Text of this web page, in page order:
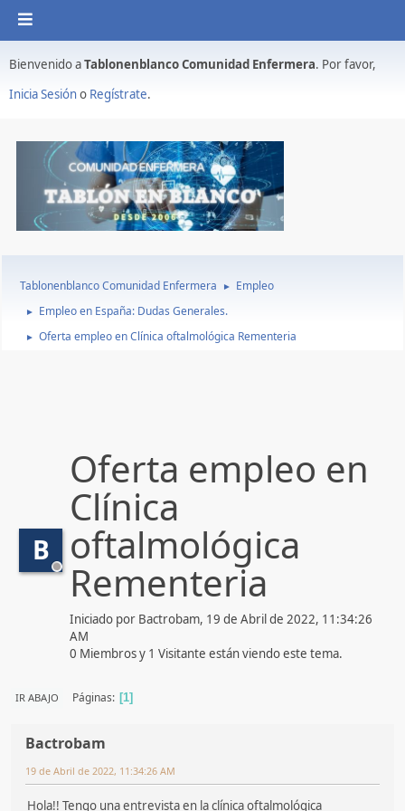
Bienvenido aTablonenblanco Comunidad Enfermera. Por favor,
Inicia Sesióno Regístrate.
Tablonenblanco Comunidad Enfermera ► Empleo
► Empleo en España: Dudas Generales.
► Oferta empleo en Clínica oftalmológica Rementeria
B
Oferta empleo en
Clínica
oftalmológica
Rementeria
Iniciado por Bactrobam, 19 de Abril de 2022, 11:34:26
AM
0 Miembros y 1 Visitante están viendo este tema.
IR ABAJO Páginas 1
Bactrobam
19 de Abril de 2022, 11:34:26 AM
Hola!! Tengo una entrevista en la clínica oftalmológica